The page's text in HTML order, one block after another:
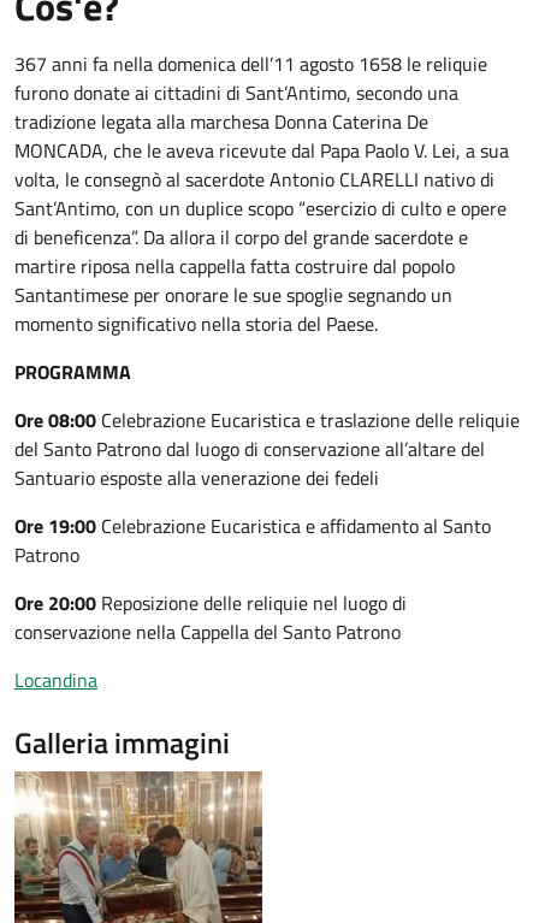
367 anni fa nella domenica dell’11 agosto 1658 le reliquie
furono donate ai cittadini di Sant’Antimo, secondo una
tradizione legata alla marchesa Donna Caterina De
MONCADA, che le aveva ricevute dal Papa Paolo V. Lei, a sua
volta, le consegnò al sacerdote Antonio CLARELLI nativo di
Sant’Antimo, con un duplice scopo “esercizio di culto e opere
di beneficenza”. Da allora il corpo del grande sacerdote e
martire riposa nella cappella fatta costruire dal popolo
Santantimese per onorare le sue spoglie segnando un
momento significativo nella storia del Paese.
PROGRAMMA
Ore 08:00 Celebrazione Eucaristica e traslazione delle reliquie
del Santo Patrono dal luogo di conservazione all’altare del
Santuario esposte alla venerazione dei fedeli
Ore 19:00 Celebrazione Eucaristica e affidamento al Santo
Patrono
Ore 20:00 Reposizione delle reliquie nel luogo di
conservazione nella Cappella del Santo Patrono
Locandina
Galleria immagini